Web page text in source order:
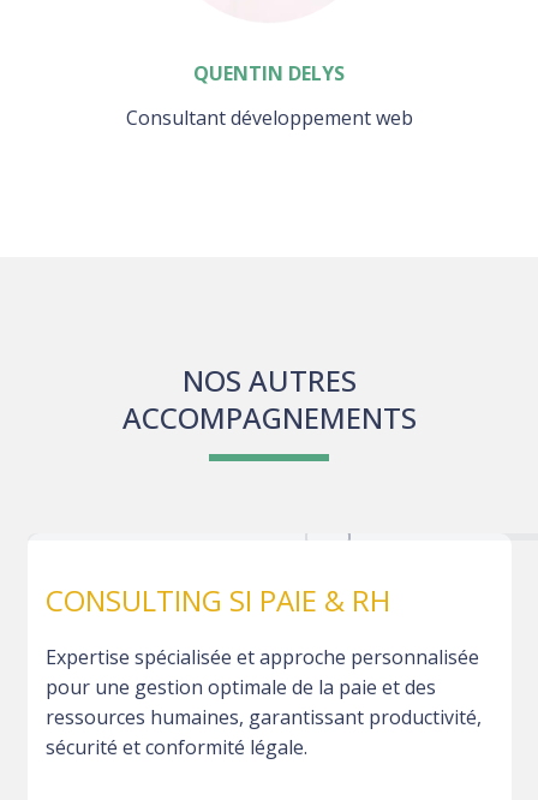
QUENTIN DELYS
Consultant développement web
NOS AUTRES
ACCOMPAGNEMENTS
CONSULTING SI PAIE & RH
Expertise spécialisée et approche personnalisée
pour une gestion optimale de la paie et des
ressources humaines, garantissant productivité,
sécurité et conformité légale.